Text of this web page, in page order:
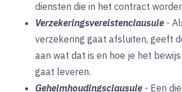
diensten die in het contract
Verzekeringsvereistenclausule -
verzekering gaat afsluiten, geeft
aan wat dat is en hoe je het
gaat leveren.
Geheimhoudingsclausule - Een